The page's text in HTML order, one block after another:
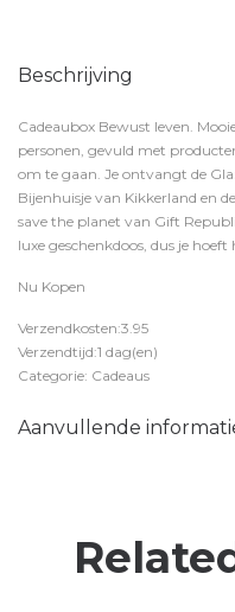
Beschrijving
Cadeaubox Bewust leven.
personen, gevuld met
om te gaan. Je ontvangt de
Bijenhuisje van Kikkerland en
save the planet van Gift
luxe geschenkdoos, dus je
Nu Kopen
Verzendkosten:3.95
Verzendtijd:1 dag(en)
Categorie: Cadeaus
Aanvullende